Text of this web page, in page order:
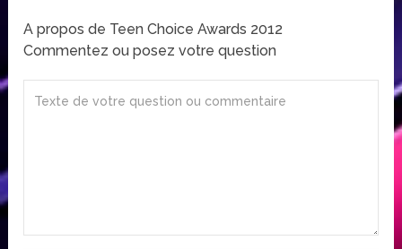
A propos de Teen Choice Awards 2012
Commentez ou posez votre question